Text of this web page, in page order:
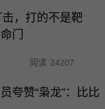
，打的不是靶
门
阅读 24207
夸赞“枭龙”：比比